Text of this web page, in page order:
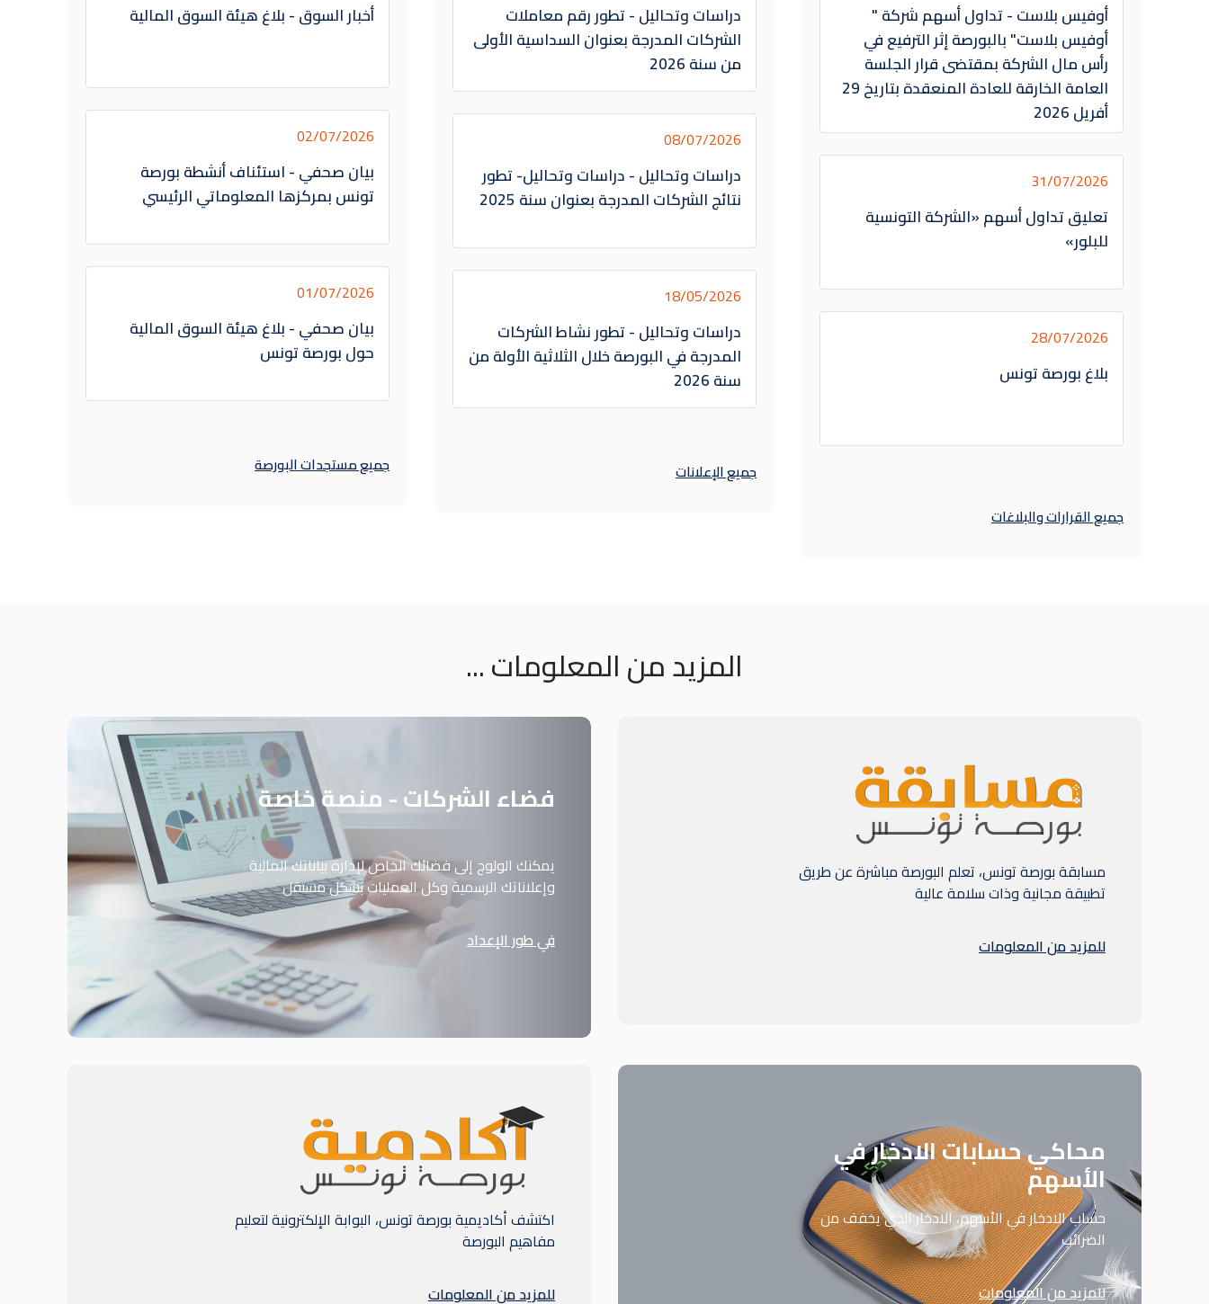
أوفيس بلاست - تداول أسهم شركة "
أوفيس بلاست" بالبورصة إثر الترفيع في
رأس مال الشركة بمقتضى قرار الجلسة
العامة الخارقة للعادة المنعقدة بتاريخ 29
أفريل 2026
31/07/2026
تعليق تداول أسهم «الشركة التونسية
للبلور»
28/07/2026
بلاغ بورصة تونس
جميع القرارات والبلاغات
دراسات وتحاليل - تطور رقم معاملات
الشركات المدرجة بعنوان السداسية الأولى
من سنة 2026
08/07/2026
دراسات وتحاليل - دراسات وتحاليل- تطور
نتائج الشركات المدرجة بعنوان سنة 2025
18/05/2026
دراسات وتحاليل - تطور نشاط الشركات
المدرجة في البورصة خلال الثلاثية الأولة من
سنة 2026
جميع الإعلانات
أخبار السوق - بلاغ هيئة السوق المالية
02/07/2026
بيان صحفي - استئناف أنشطة بورصة
تونس بمركزها المعلوماتي الرئيسي
01/07/2026
بيان صحفي - بلاغ هيئة السوق المالية
حول بورصة تونس
جميع مستجدات البورصة
المزيد من المعلومات ...
مسابقة بورصة تونس، تعلم البورصة مباشرة عن طريق
تطبيقة مجانية وذات سلامة عالية
للمزيد من المعلومات
فضاء الشركات - منصة خاصة
يمكنك الولوج إلى فضائك الخاص لإدارة بياناتك المالية
وإعلاناتك الرسمية وكل العمليات بشكل مستقل
في طور الإعداد
محاكي حسابات الادخار في
الأسهم
حساب الادخار في الأسهم، الادخار الذي يخفف من
الضرائب
للمزيد من المعلومات
اكتشف أكاديمية بورصة تونس، البوابة الإلكترونية لتعليم
مفاهيم البورصة
للمزيد من المعلومات